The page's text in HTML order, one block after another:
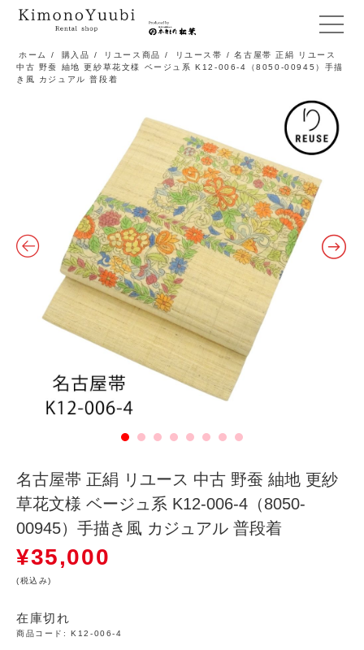
メ
ニ
ュ
開
閉
ホーム / 購入品 / リユース商品 / リユース帯
/ 名古屋帯 正絹 リユース
中古 野蚕 紬地 更紗草花文様 ベージュ系 K12-006-4（8050-00945）手描
き風 カジュアル 普段着
名古屋帯 正絹 リユース 中古 野蚕 紬地 更紗
草花文様 ベージュ系 K12-006-4（8050-
00945）手描き風 カジュアル 普段着
¥35,000
(税込み)
在庫切れ
商品コード:K12-006-4